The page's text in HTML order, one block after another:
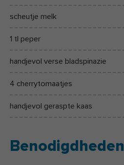
scheutje melk
1 tl peper
handjevol verse bladspinazie
4 cherrytomaatjes
handjevol geraspte kaas
Benodigdheden